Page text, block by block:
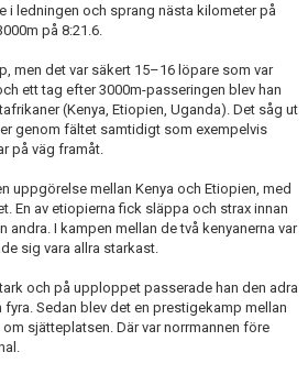
i ledningen och sprang nästa kilometer på
på 8:21.6.
men det var säkert 15–16 löpare som var
ett tag efter 3000m-passeringen blev han
(Kenya, Etiopien, Uganda). Det såg ut
genom fältet samtidigt som exempelvis
på väg framåt.
uppgörelse mellan Kenya och Etiopien, med
En av etiopierna fick släppa och strax innan
andra. I kampen mellan de två kenyanerna var
sig vara allra starkast.
och på upploppet passerade han den adra
Sedan blev det en prestigekamp mellan
sjätteplatsen. Där var norrmannen före